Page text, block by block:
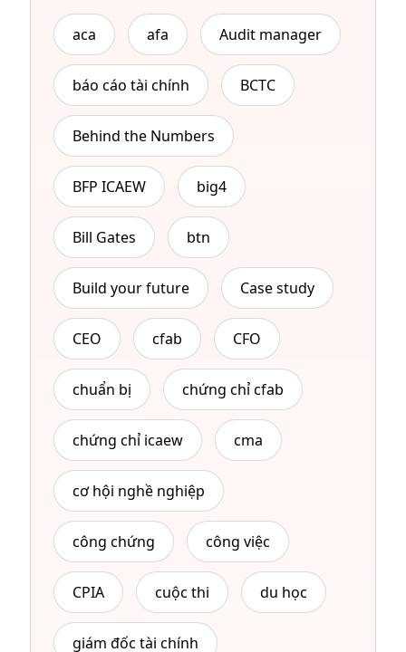
aca afa Audit manager
báo cáo tài chính BCTC
Behind the Numbers
BFP ICAEW big4
Bill Gates btn
Build your future Case study
CEO cfab CFO
chuẩn bị chứng chỉ cfab
chứng chỉ icaew cma
cơ hội nghề nghiệp
công chứng công việc
CPIA cuộc thi du học
giám đốc tài chính